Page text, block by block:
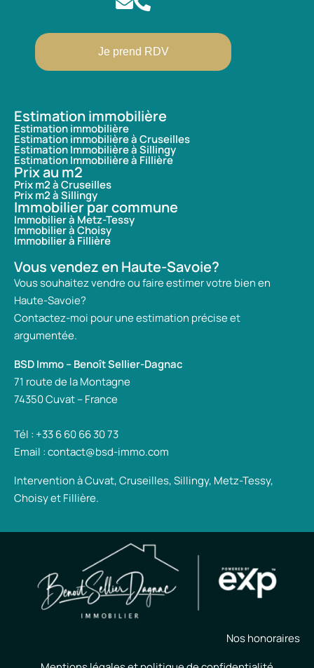
Je prend RDV
Estimation immobilière
Estimation immobilière
Estimation immobilière à Cruseilles
Estimation Immobilière à Sillingy
Estimation Immobilière à Fillière
Prix au m2
Prix m2 à Cruseilles
Prix m2 à Sillingy
Immobilier par commune
Immobilier à Metz-Tessy
Immobilier à Choisy
Immobilier à Fillière
Vous vendez en Haute-Savoie?
Vous souhaitez vendre ou faire estimer votre bien en
Haute-Savoie?
Contactez-moi pour une estimation précise et
argumentée.
BSD Immo – Benoît Sellier-Dagnac
71 route de la Montagne
74350 Cuvat – France
Tél : +33 6 60 66 30 73
Email : contact@bsd-immo.com
Intervention à Cuvat, Cruseilles, Sillingy, Metz-Tessy,
Choisy et Fillière.
Nos honoraires